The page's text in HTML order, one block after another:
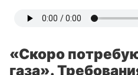
«Скоро
газа».